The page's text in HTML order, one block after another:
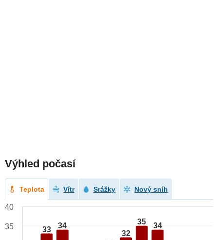
Výhled počasí
Teplota Vítr Srážky Nový sníh
33 34
32
35 34
40
35